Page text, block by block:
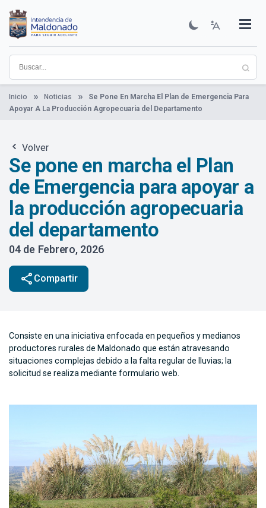
contenido
principal
Institucional
Municipios
Descubre Maldonado
Comunicación
Servicios
Guía De Trámites
Ver Noticias
Inicio Noticias
Se Pone En Marcha El Plan de Emergencia Para
Apoyar A La Producción Agropecuaria del Departamento
Volver
Se pone en marcha el Plan
de Emergencia para apoyar a
la producción agropecuaria
del departamento
04 de Febrero, 2026
share Compartir
Consiste en una iniciativa enfocada en pequeños y medianos
productores rurales de Maldonado que están atravesando
situaciones complejas debido a la falta regular de lluvias; la
solicitud se realiza mediante formulario web.